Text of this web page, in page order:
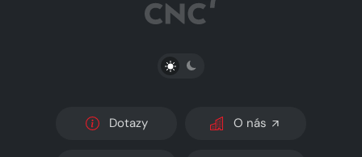
PŘEPNOUT SVĚTLÝ/TMAVÝ REŽIM
Dotazy O nás